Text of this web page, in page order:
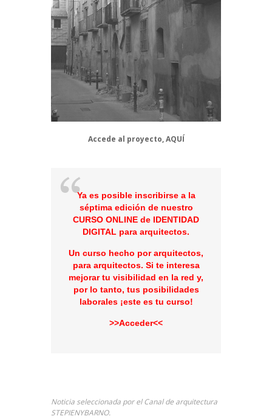
Accede al proyecto,AQUÍ
Ya es posible inscribirse a la
séptima edición de nuestro
CURSO ONLINE de IDENTIDAD
DIGITAL para arquitectos.
Un curso hecho por arquitectos,
para arquitectos. Si te interesa
mejorar tu visibilidad en la red y,
por lo tanto, tus posibilidades
laborales ¡este es tu curso!
>>Acceder<<
Noticia seleccionada por el Canal de arquitectura
STEPIENYBARNO.